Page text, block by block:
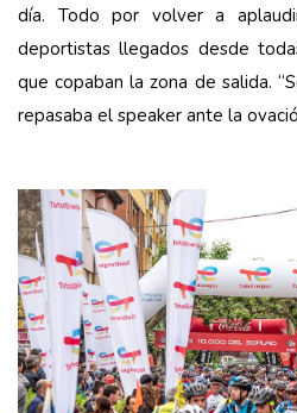
día. Todo por volver a
deportistas llegados desde
que copaban la zona de salida.
repasaba el speaker ante la